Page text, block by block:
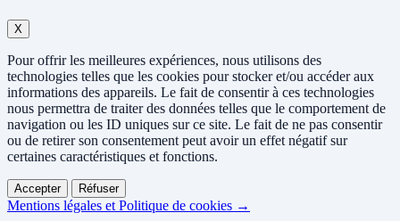
X
Pour offrir les meilleures expériences, nous utilisons des
technologies telles que les cookies pour stocker et/ou accéder aux
informations des appareils. Le fait de consentir à ces technologies
nous permettra de traiter des données telles que le comportement de
navigation ou les ID uniques sur ce site. Le fait de ne pas consentir
ou de retirer son consentement peut avoir un effet négatif sur
certaines caractéristiques et fonctions.
Accepter Réfuser
Mentions légales et Politique de cookies →